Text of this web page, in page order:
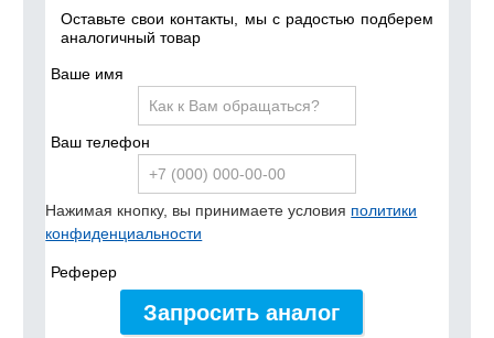
Оставьте свои контакты, мы с радостью подберем
аналогичный товар
Ваше имя
Ваш телефон
Нажимая кнопку, вы принимаете условия политики
конфиденциальности
Реферер
Запросить аналог